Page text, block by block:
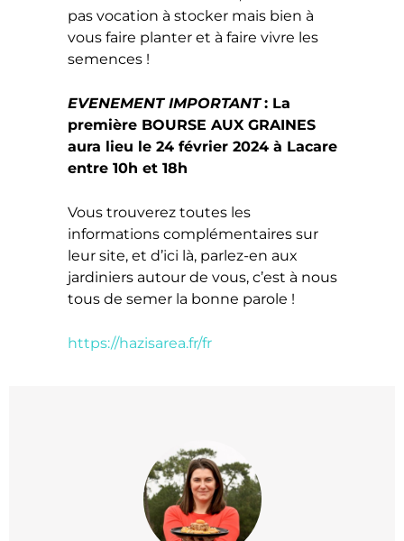
pas vocation à stocker mais bien à
vous faire planter et à faire vivre les
semences !
EVENEMENT IMPORTANT : La
première BOURSE AUX GRAINES
aura lieu le 24 février 2024 à Lacare
entre 10h et 18h
Vous trouverez toutes les
informations complémentaires sur
leur site, et d’ici là, parlez-en aux
jardiniers autour de vous, c’est à nous
tous de semer la bonne parole !
https://hazisarea.fr/fr